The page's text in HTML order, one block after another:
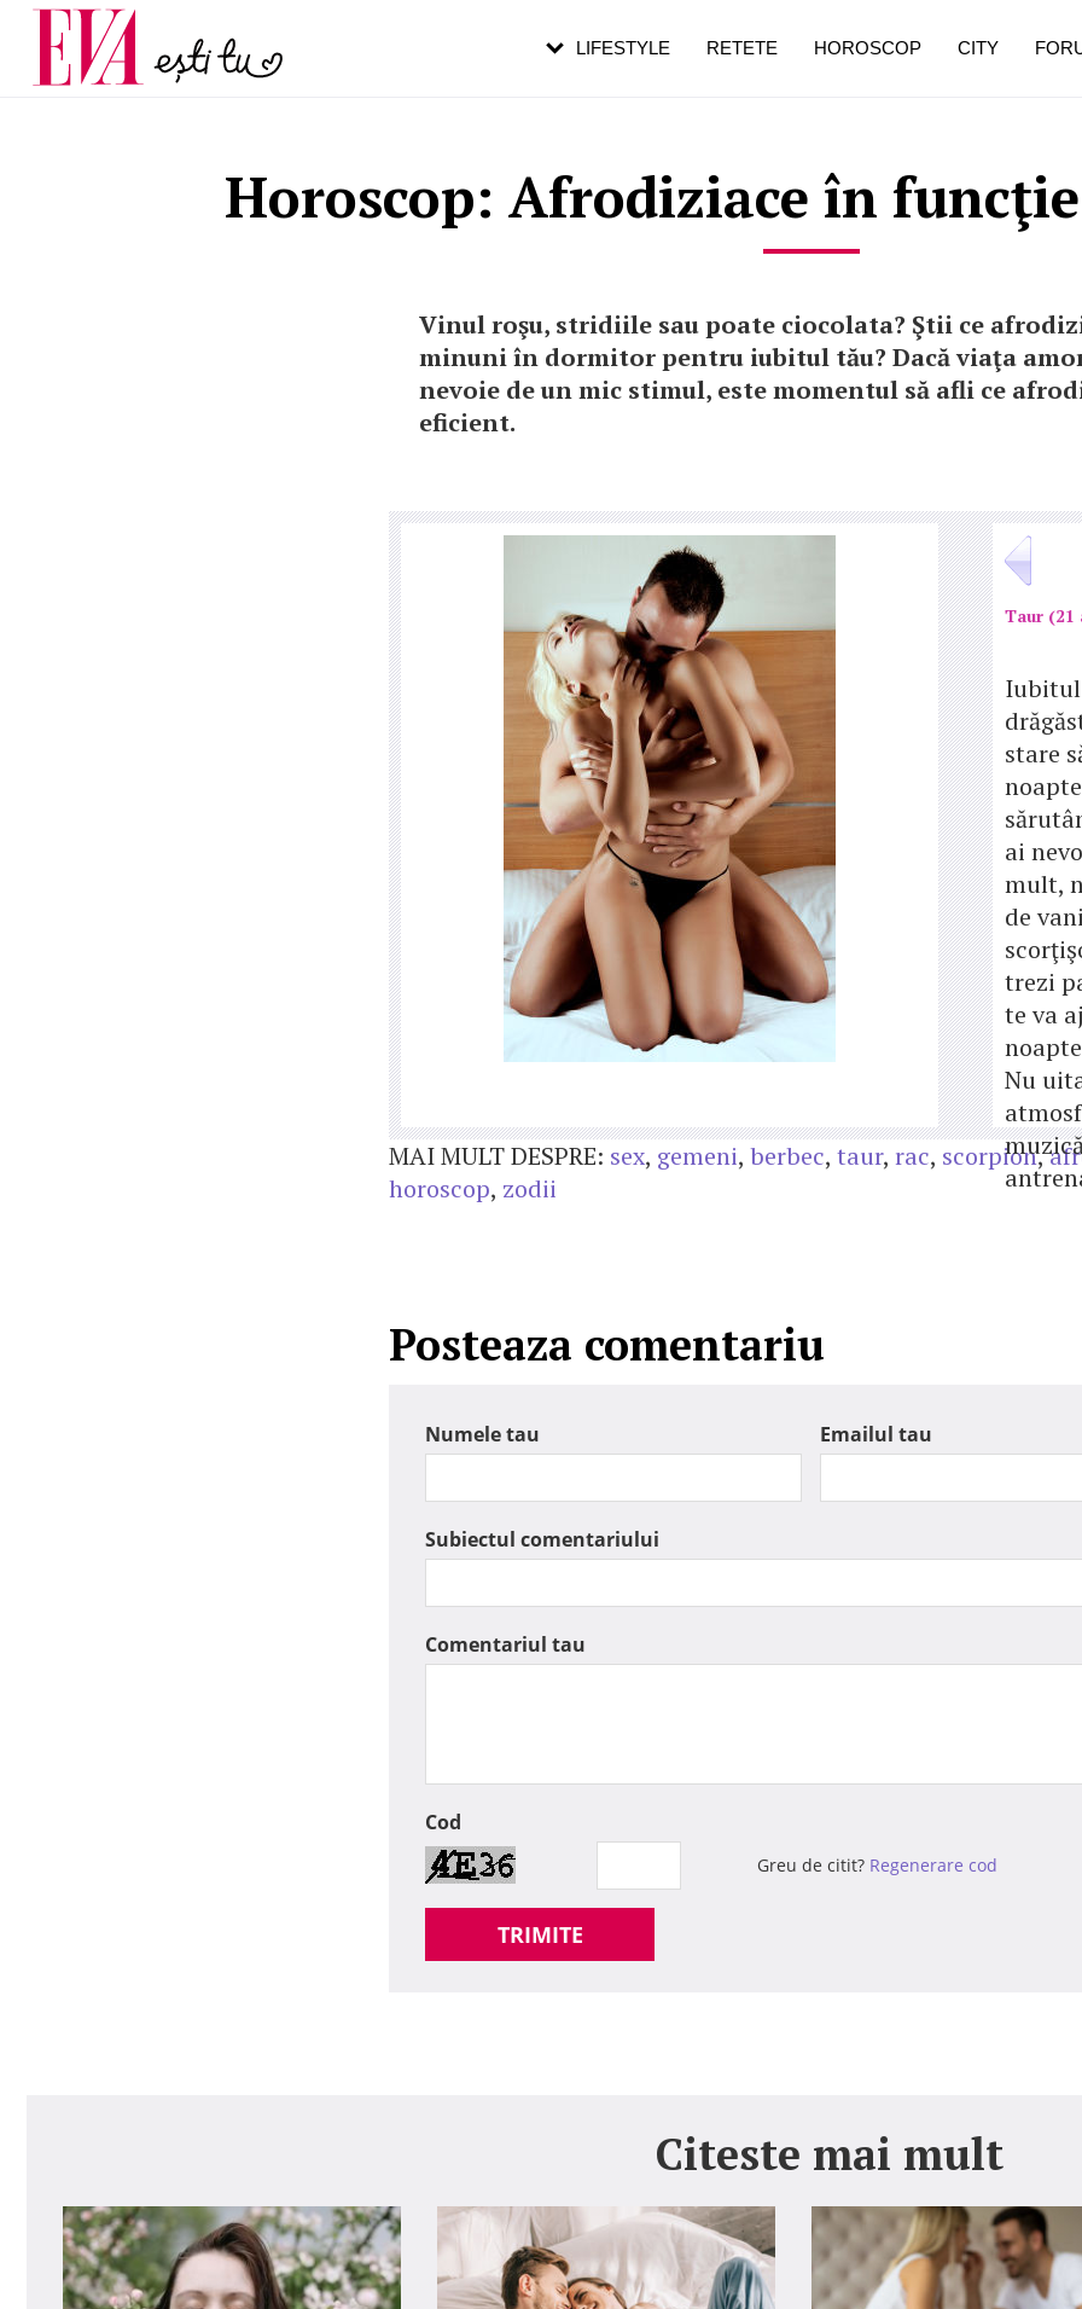
Horoscop: Afrodiziace în
Vinul roşu, stridiile sau poate ciocolata? Ştii ce
minuni în dormitor pentru iubitul tău? Dacă viaţa
nevoie de un mic stimul, este momentul să afli ce
eficient.
Taur (21
Iubitul
stare
ai
mult,
de
trezi
te va
Nu
MAI MULT DESPRE: sex, gemeni, berbec, taur, rac, scorpion,
horoscop, zodii
Posteaza comentariu
Numele tau Emailul tau
Subiectul comentariului
Comentariul tau
Cod
Greu de citit? Regenerare cod
TRIMITE
Citeste mai mult
LIFESTYLE RETETE HOROSCOP CITY
Carieră
Actualitate
pe măsură ce înaintezi în vârstă
de dureroasă este investigația